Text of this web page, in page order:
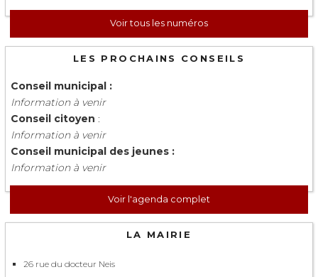
Voir tous les numéros
LES PROCHAINS CONSEILS
Conseil municipal :
Information à venir
Conseil citoyen :
Information à venir
Conseil municipal des jeunes :
Information à venir
Voir l'agenda complet
LA MAIRIE
26 rue du docteur Neis